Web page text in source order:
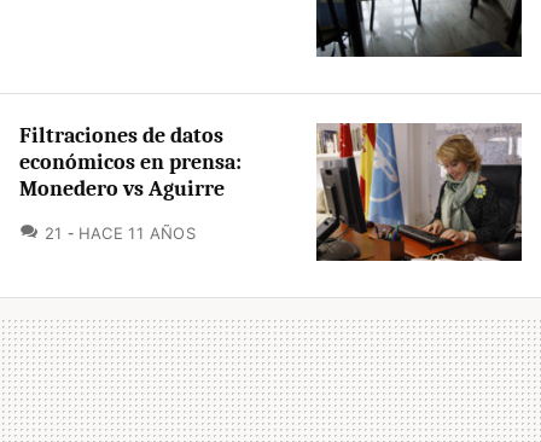
Filtraciones de datos
económicos en prensa:
Monedero vs Aguirre
21 COMENTARIOS
HACE 11 AÑOS